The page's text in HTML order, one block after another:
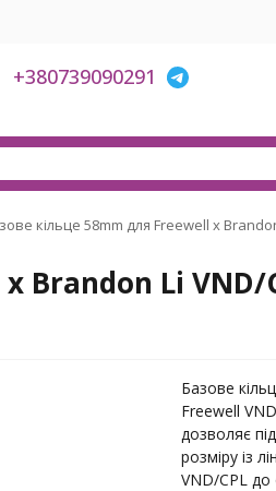
+380739090291
кільце 58mm для Freewell x
Brandon Li VND/
Базове
Freewell
дозволяє
розміру із
VND/CPL